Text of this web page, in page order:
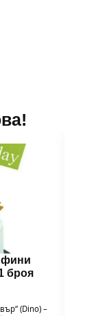
броя
(Dino) –